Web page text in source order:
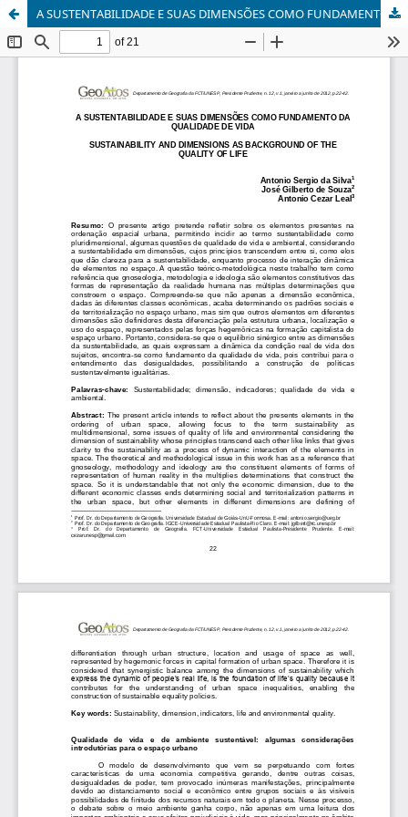
A SUSTENTABILIDADE E SUAS DIMENSÕES COMO FUNDAMENTO DA QUALIDADE DE VIDA